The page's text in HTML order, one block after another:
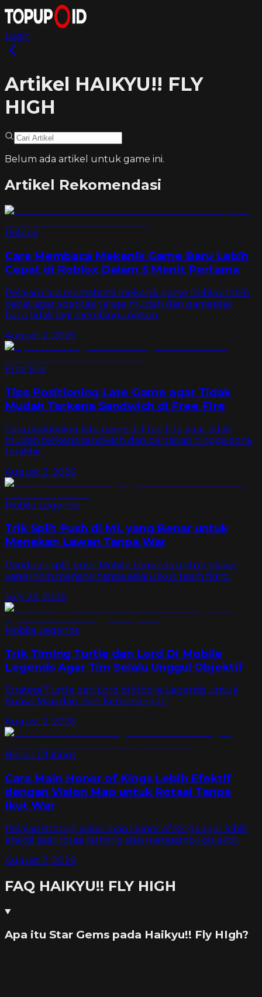
Login
Artikel HAIKYU!! FLY
HIGH
Belum ada artikel untuk game ini.
Artikel Rekomendasi
Roblox
Cara Membaca Mekanik Game Baru Lebih
Cepat di Roblox Dalam 5 Menit Pertama
Pelajari cara memahami mekanik game Roblox lebih
cepat agar adaptasi terasa mudah dan gameplay
baru tidak lagi membingungkan.
August 2, 2026
Free Fire
Tips Positioning Late Game agar Tidak
Mudah Terkena Sandwich di Free Fire
Cara positioning late game di Free Fire agar tidak
mudah terkena sandwich dan bertahan hingga zona
terakhir.
August 2, 2026
Mobile Legends
Trik Split Push di ML yang Benar untuk
Menekan Lawan Tanpa War
Panduan split push Mobile Legends untuk player
yang ingin menang tanpa selalu ikut team fight.
July 26, 2026
Mobile Legends
Trik Timing Turtle dan Lord Di Mobile
Legends Agar Tim Selalu Unggul Objektif
Strategi Turtle dan Lord di Mobile Legends untuk
Kuasai Map dan Raih Kemenangan
August 2, 2026
Honor Of Kings
Cara Main Honor of Kings Lebih Efektif
dengan Vision Map untuk Rotasi Tanpa
Ikut War
Pelajari strategi vision map Honor of Kings agar lebih
efektif saat rotasi farming dan mengambil objektif.
August 2, 2026
FAQ HAIKYU!! FLY HIGH
Apa itu Star Gems pada Haikyu!! Fly HIgh?